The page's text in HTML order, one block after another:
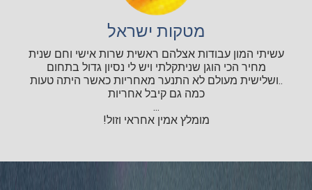
מטקות ישראל
עשיתי המון עבודות אצלהם ראשית שרות אישי וחם שנית
מחיר הכי הוגן שניתקלתי ויש לי נסיון גדול בתחום
..ושלישית מעולם לא התנער מאחריות כאשר היתה טעות
כמה גם קיבל אחריות
...
מומלץ אמין אחראי וזול!